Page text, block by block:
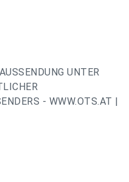
UNTER
- WWW.OTS.AT |